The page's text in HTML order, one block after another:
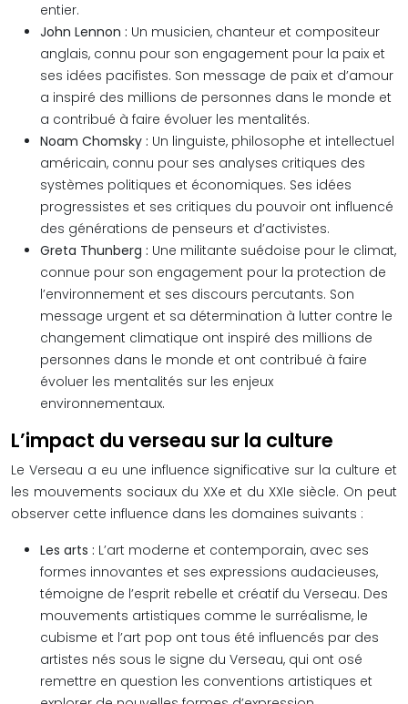
entier.
John Lennon : Un musicien, chanteur et compositeur
anglais, connu pour son engagement pour la paix et
ses idées pacifistes. Son message de paix et d’amour
a inspiré des millions de personnes dans le monde et
a contribué à faire évoluer les mentalités.
Noam Chomsky : Un linguiste, philosophe et intellectuel
américain, connu pour ses analyses critiques des
systèmes politiques et économiques. Ses idées
progressistes et ses critiques du pouvoir ont influencé
des générations de penseurs et d’activistes.
Greta Thunberg : Une militante suédoise pour le climat,
connue pour son engagement pour la protection de
l’environnement et ses discours percutants. Son
message urgent et sa détermination à lutter contre le
changement climatique ont inspiré des millions de
personnes dans le monde et ont contribué à faire
évoluer les mentalités sur les enjeux
environnementaux.
L’impact du verseau sur la culture
Le Verseau a eu une influence significative sur la culture et
les mouvements sociaux du XXe et du XXIe siècle. On peut
observer cette influence dans les domaines suivants :
Les arts : L’art moderne et contemporain, avec ses
formes innovantes et ses expressions audacieuses,
témoigne de l’esprit rebelle et créatif du Verseau. Des
mouvements artistiques comme le surréalisme, le
cubisme et l’art pop ont tous été influencés par des
artistes nés sous le signe du Verseau, qui ont osé
remettre en question les conventions artistiques et